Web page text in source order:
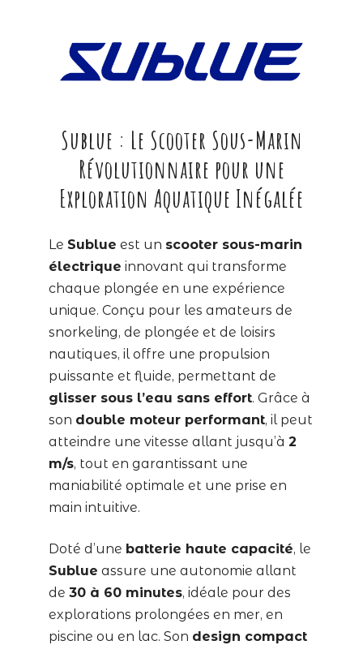
Sublue : Le Scooter Sous-Marin
Révolutionnaire pour une
Exploration Aquatique Inégalée
Le Sublue est un scooter sous-marin
électrique innovant qui transforme
chaque plongée en une expérience
unique. Conçu pour les amateurs de
snorkeling, de plongée et de loisirs
nautiques, il offre une propulsion
puissante et fluide, permettant de
glisser sous l’eau sans effort. Grâce à
son double moteur performant, il peut
atteindre une vitesse allant jusqu’à 2
m/s, tout en garantissant une
maniabilité optimale et une prise en
main intuitive.
Doté d’une batterie haute capacité, le
Sublue assure une autonomie allant
de 30 à 60 minutes, idéale pour des
explorations prolongées en mer, en
piscine ou en lac. Son design compact